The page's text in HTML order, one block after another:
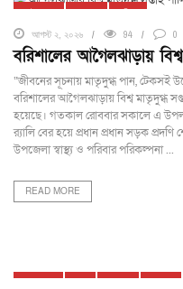
আগৈলঝাড়া দেশজুড়ে বরিশাল
আগস্ট ২, ২০২৬ 94 0
বরিশালের আগৈলঝাড়ায়
“জীবনের সূচনায় মাতৃদুগ্ধ পান, টেকসই
বরিশালের আগৈলঝাড়ায় বিশ্ব মাতৃদুগ্ধ
হয়েছে। গতকাল রোববার সকালে এ
র‌্যালি বের হয়ে প্রধান প্রধান সড়ক
উপজেলা স্বাস্থ্য ও পরিবার পরিকল্পনা ...
READ MORE
আলফাডাঙ্গা ঢাকা দেশজুড়ে ফরিদপুর